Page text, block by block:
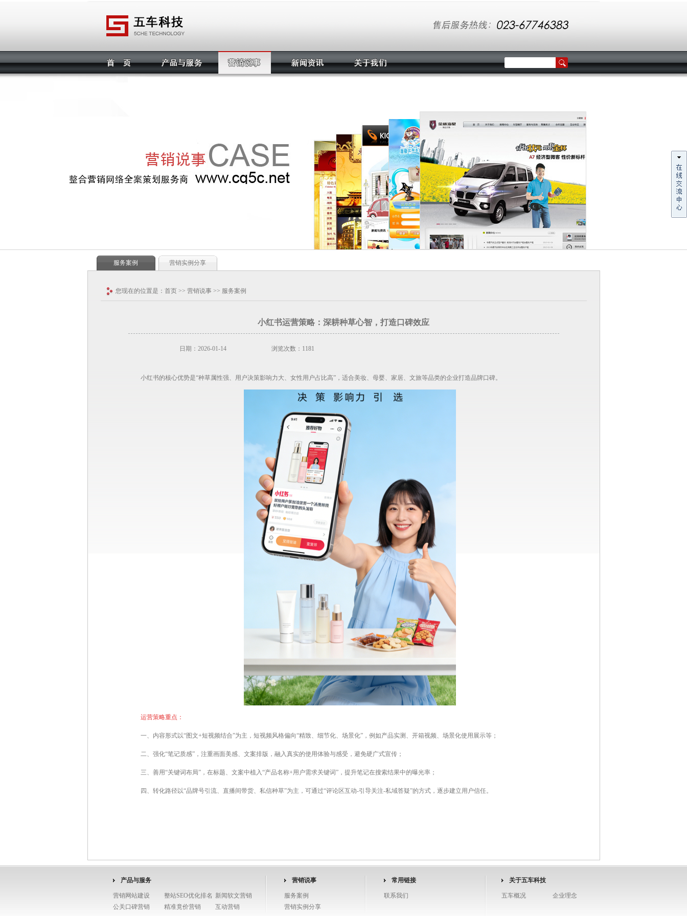
服务案例 营销实例分享
您现在的位置是： 首页>> 营销说事>> 服务案例
小红书运营策略：深耕种草心智，打造口碑效应
日期：2026-01-14 浏览次数：1181
小红书的核心优势是“种草属性强、用户决策影响力大、女性用户占比高”，适合美妆、母婴、家居、文旅等品类的企业打造品牌口碑。
运营策略重点：
一、内容形式以“图文+短视频结合”为主，短视频风格偏向“精致、细节化、场景化”，例如产品实测、开箱视频、场景化使用展示等；
二、强化“笔记质感”，注重画面美感、文案排版，融入真实的使用体验与感受，避免硬广式宣传；
三、善用“关键词布局”，在标题、文案中植入“产品名称+用户需求关键词”，提升笔记在搜索结果中的曝光率；
四、转化路径以“品牌号引流、直播间带货、私信种草”为主，可通过“评论区互动-引导关注-私域答疑”的方式，逐步建立用户信任。
产品与服务
营销网站建设 整站SEO优化排名 新闻软文营销
公关口碑营销
精准竟价营销 互动营销
营销说事
服务案例
营销实例分享
常用链接
联系我们
关于五车科技
五车概况 企业理念